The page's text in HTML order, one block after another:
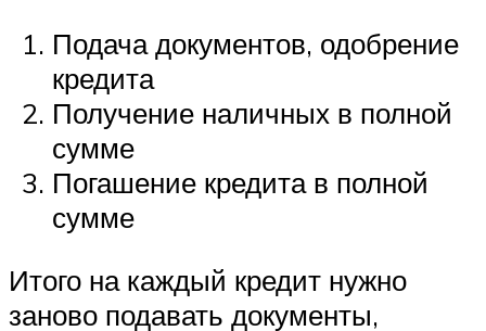
Подача документов, одобрение
кредита
Получение наличных в полной
сумме
Погашение кредита в полной
сумме
Итого на каждый кредит нужно
заново подавать документы,